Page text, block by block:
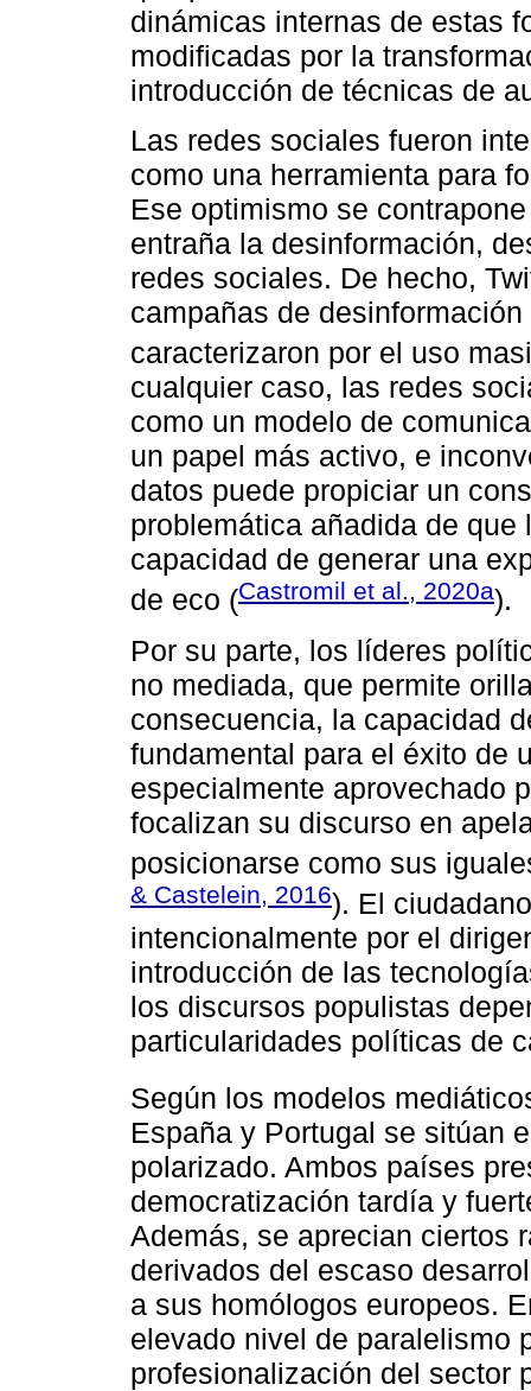
dinámicas internas de estas
modificadas por la
introducción de técnicas de
Las redes sociales fueron
como una herramienta para
Ese optimismo se
entraña la desinformación,
redes sociales. De hecho,
campañas de
caracterizaron por el uso
cualquier caso, las redes
como un modelo de
un papel más activo, e
datos puede propiciar un
problemática añadida de
capacidad de generar una
de eco (Castromil et al., 2020a).
Por su parte, los líderes
no mediada, que permite
consecuencia, la capacidad
fundamental para el éxito de
especialmente aprovechado
focalizan su discurso en
posicionarse como sus
& Castelein, 2016). El
intencionalmente por el
introducción de las
los discursos populistas
particularidades políticas de
Según los modelos
España y Portugal se sitúan
polarizado. Ambos países
democratización tardía y
Además, se aprecian ciertos
derivados del escaso
a sus homólogos europeos.
elevado nivel de paralelismo
profesionalización del sector